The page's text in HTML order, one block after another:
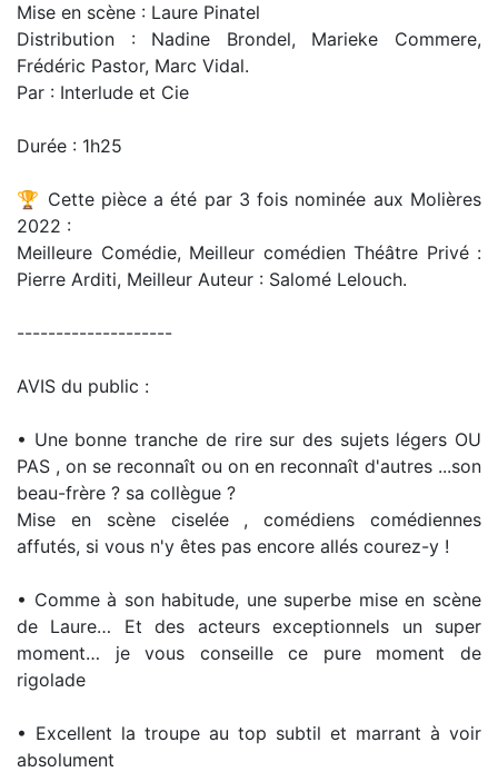
Mise en scène : Laure Pinatel
Distribution : Nadine Brondel, Marieke Commere,
Frédéric Pastor, Marc Vidal.
Par : Interlude et Cie
Durée : 1h25
🏆 Cette pièce a été par 3 fois nominée aux Molières
2022 :
Meilleure Comédie, Meilleur comédien Théâtre Privé :
Pierre Arditi, Meilleur Auteur : Salomé Lelouch.
--------------------
AVIS du public :
• Une bonne tranche de rire sur des sujets légers OU
PAS , on se reconnaît ou on en reconnaît d'autres ...son
beau-frère ? sa collègue ?
Mise en scène ciselée , comédiens comédiennes
affutés, si vous n'y êtes pas encore allés courez-y !
• Comme à son habitude, une superbe mise en scène
de Laure… Et des acteurs exceptionnels un super
moment… je vous conseille ce pure moment de
rigolade
• Excellent la troupe au top subtil et marrant à voir
absolument